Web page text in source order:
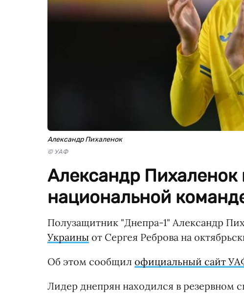
Александр Пихаленок
© УАФ
Александр
национальной
Полузащитник "Днепра-1" Александр
Украины от Сергея Реброва на
Об этом сообщил официальный сайт
Лидер днепрян находился в резервном